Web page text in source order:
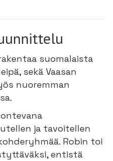
suomalaista
sekä Vaasan
nuoremman
ja tavoitellen
Robin toi
entistä